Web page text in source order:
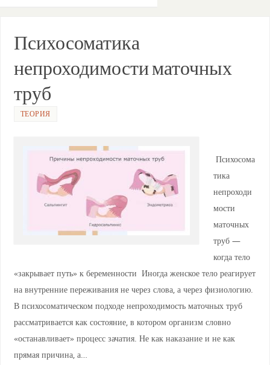
Психосоматика
непроходимости маточных
труб
ТЕОРИЯ
Психосома
тика
непроходи
мости
маточных
труб —
когда тело
«закрывает путь» к беременности Иногда женское тело реагирует
на внутренние переживания не через слова, а через физиологию.
В психосоматическом подходе непроходимость маточных труб
рассматривается как состояние, в котором организм словно
«останавливает» процесс зачатия. Не как наказание и не как
прямая причина, а…